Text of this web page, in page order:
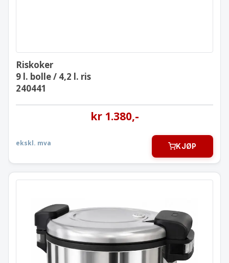
Riskoker
9 l. bolle / 4,2 l. ris
240441
kr1.380,-
ekskl. mva KJØP